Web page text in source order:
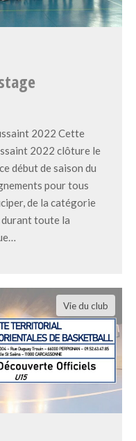
2022 Cette
2022 clôture le
début de saison du
pour tous
de la catégorie
durant toute la
Vie du club